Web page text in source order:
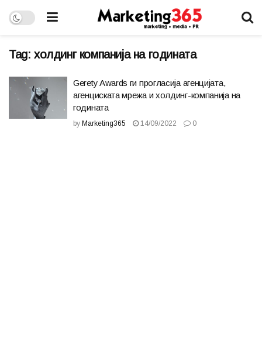
Tag: холдинг компанија на годината
Gerety Awards ги прогласија агенцијата,
агенциската мрежа и холдинг-компанија на
годината
by Marketing365 14/09/2022 0